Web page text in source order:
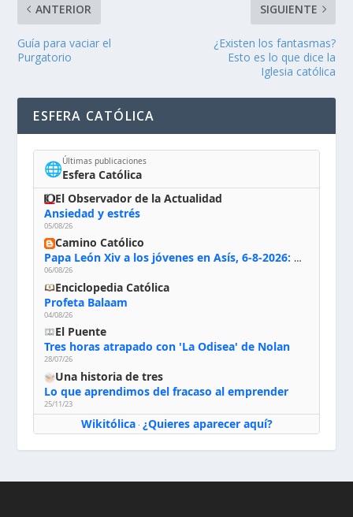
ANTERIOR
Guía para vaciar el
Purgatorio
SIGUIENTE
¿Existen los fantasmas?
Esto es lo que dice la
Iglesia católica
ESFERA CATÓLICA
🌐Últimas publicaciones
Esfera Católica
El Observador de la Actualidad
Ansiedad y estrés
05/08/26
Camino Católico
Papa León Xiv a los jóvenes en Asís, 6-8-2026: «De san Francisco aprendan la radicalidad evangélica: no los vuelve ciegos ni violentos, sino sensibles, atentos, siempre en el seguimiento de Jesús, humildes y acogiendo a todos»
06/08/26
Enciclopedia Católica
Profeta Balaam
04/08/26
El Puente
Tres horas atrapado con 'La Odisea' de Nolan
28/07/26
Una historia de tres
Lo que aprendimos del fracaso al emprender
25/11/23
Wikitólica· ¿Quieres aparecer aquí?